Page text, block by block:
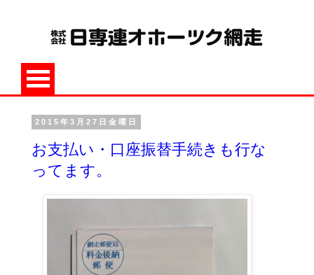
2015年3月27日金曜日
お支払い・口座振替手続きも行な
ってます。